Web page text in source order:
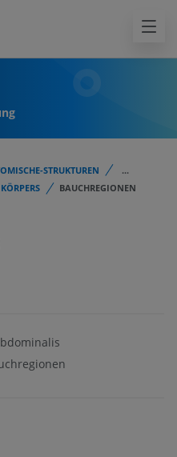
STRUKTUREN
...
BAUCHREGIONEN